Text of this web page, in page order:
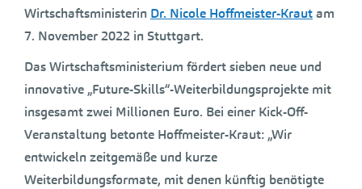
Wirtschaftsministerin Dr. Nicole Hoffmeister-Krautam
7. November 2022 in Stuttgart.
Das Wirtschaftsministerium fördert sieben neue und
innovative „Future-Skills“-Weiterbildungsprojekte mit
insgesamt zwei Millionen Euro. Bei einer Kick-Off-
Veranstaltung betonte Hoffmeister-Kraut: „Wir
entwickeln zeitgemäße und kurze
Weiterbildungsformate, mit denen künftig benötigte